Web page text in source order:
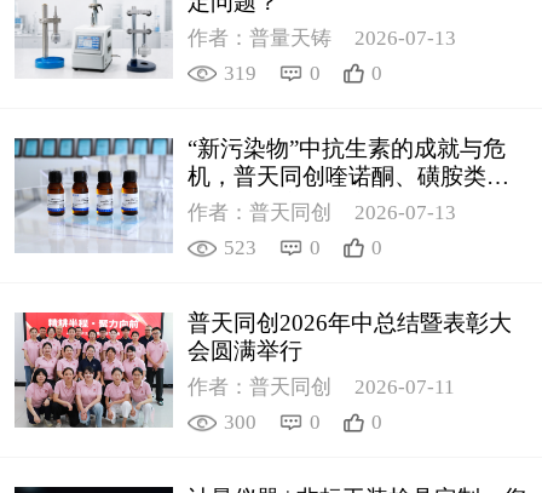
作者：普量天铸
2026-07-13
319
0 0
“新污染物”中抗生素的成就与危
机，普天同创喹诺酮、磺胺类质
控新品筑牢环境安全防线
作者：普天同创
2026-07-13
523
0 0
普天同创2026年中总结暨表彰大
会圆满举行
作者：普天同创
2026-07-11
300
0 0